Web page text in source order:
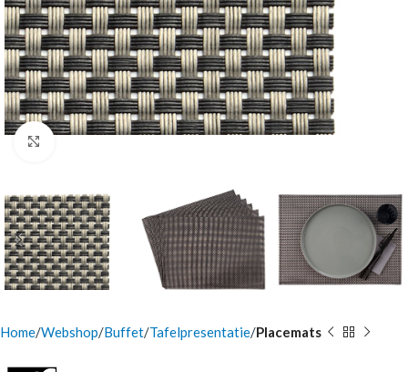
Home Webshop Buffet Tafelpresentatie Placemats